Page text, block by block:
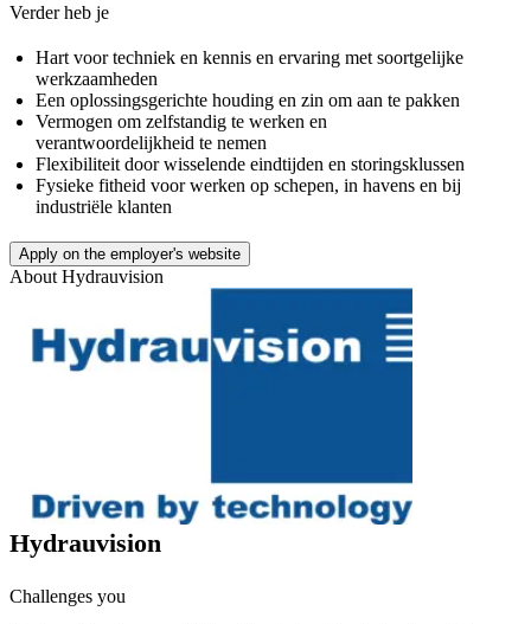
Verder heb je
Hart voor techniek en kennis en ervaring met soortgelijke
werkzaamheden
Een oplossingsgerichte houding en zin om aan te pakken
Vermogen om zelfstandig te werken en
verantwoordelijkheid te nemen
Flexibiliteit door wisselende eindtijden en storingsklussen
Fysieke fitheid voor werken op schepen, in havens en bij
industriële klanten
Apply on the employer's website
About Hydrauvision
Hydrauvision
Challenges you